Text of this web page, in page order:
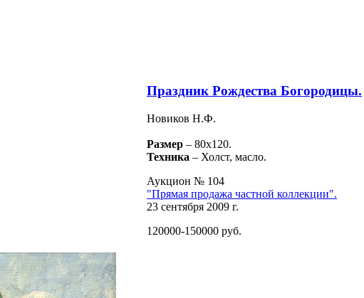
Праздник Рождества Богородицы.
Новиков Н.Ф.
Размер – 80х120.
Техника – Холст, масло.
Аукцион № 104
"Прямая продажа частной коллекции".
23 сентября 2009 г.
120000-150000 руб.